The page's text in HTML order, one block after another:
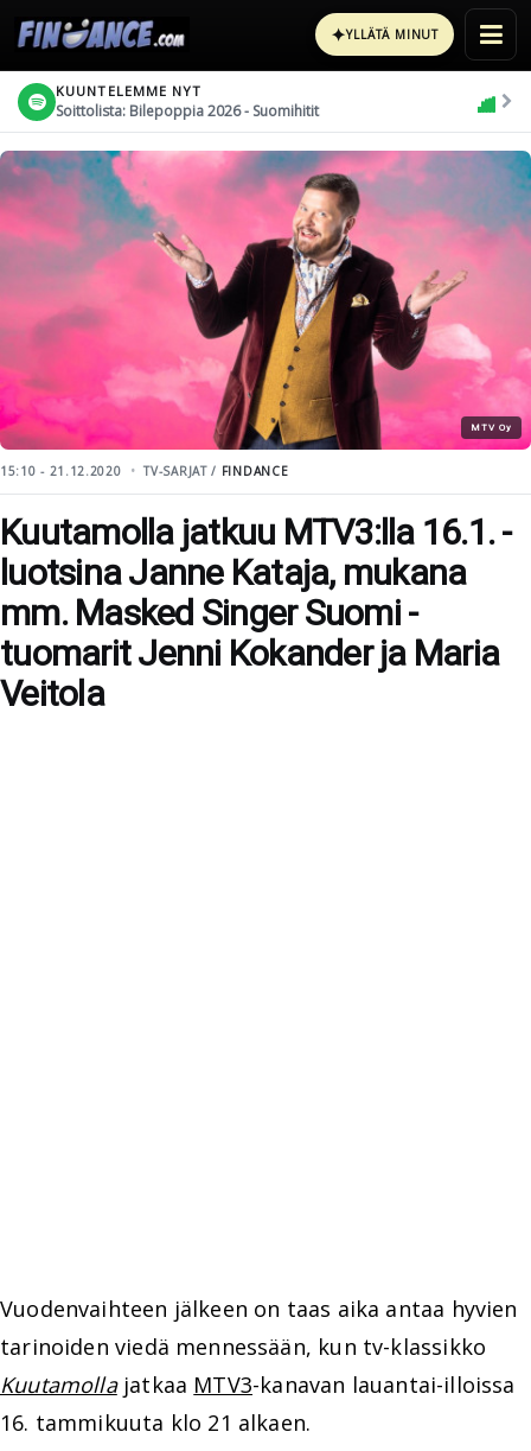
✦YLLÄTÄ MINUT
KUUNTELEMME NYT
Soittolista: Bilepoppia 2026 - Suomihitit
MTV Oy
15:10 - 21.12.2020 TV-SARJAT / FINDANCE
Kuutamolla jatkuu MTV3:lla 16.1. -
luotsina Janne Kataja, mukana
mm. Masked Singer Suomi -
tuomarit Jenni Kokander ja Maria
Veitola
Vuodenvaihteen jälkeen on taas aika antaa hyvien
tarinoiden viedä mennessään, kun tv-klassikko
Kuutamollajatkaa MTV3-kanavan lauantai-illoissa
16. tammikuuta klo 21 alkaen.